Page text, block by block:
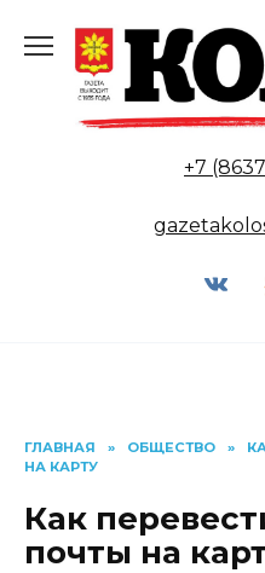
содержанию
+7
ГЛАВНАЯ » ОБЩЕСТВО »
НА КАРТУ
Как
почты на